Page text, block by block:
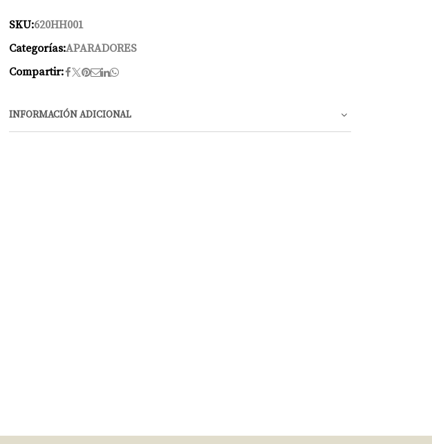
SKU:620HH001
Categorías:APARADORES
Compartir:
INFORMACIÓN ADICIONAL